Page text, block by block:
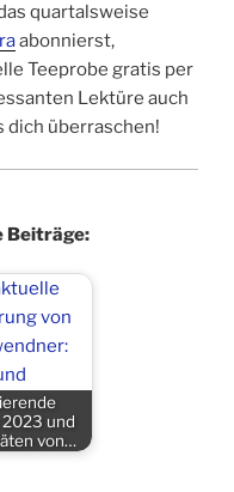
quartalsweise
abonnierst,
Teeprobe gratis per
Lektüre auch
dich überraschen!
Beiträge:
und
von…